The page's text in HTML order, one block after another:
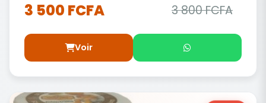
3 500 FCFA 3 800 FCFA
Voir